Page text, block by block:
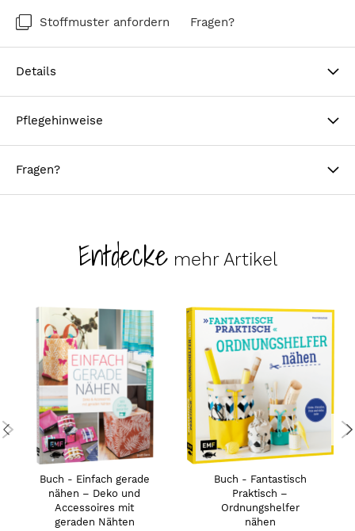
Stoffmuster anfordern Fragen?
Details
Pflegehinweise
Fragen?
Entdeckemehr Artikel
Buch - Einfach gerade
nähen – Deko und
Accessoires mit
geraden Nähten
Buch - Fantastisch
Praktisch –
Ordnungshelfer
nähen